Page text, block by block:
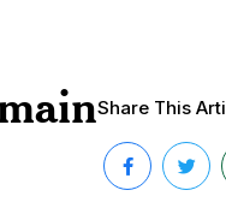
Share This